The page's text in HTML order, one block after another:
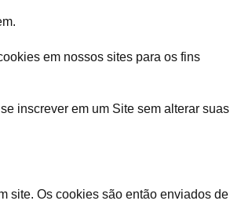
em nossos sites para os fins
inscrever em um Site sem alterar suas
site. Os cookies são então enviados de